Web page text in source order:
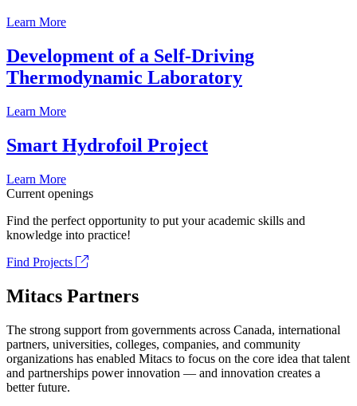
Learn More
Development of a Self-Driving
Thermodynamic Laboratory
Learn More
Smart Hydrofoil Project
Learn More
Current openings
Find the perfect opportunity to put your academic skills and
knowledge into practice!
Find Projects
Mitacs Partners
The strong support from governments across Canada, international
partners, universities, colleges, companies, and community
organizations has enabled Mitacs to focus on the core idea that talent
and partnerships power innovation — and innovation creates a
better future.